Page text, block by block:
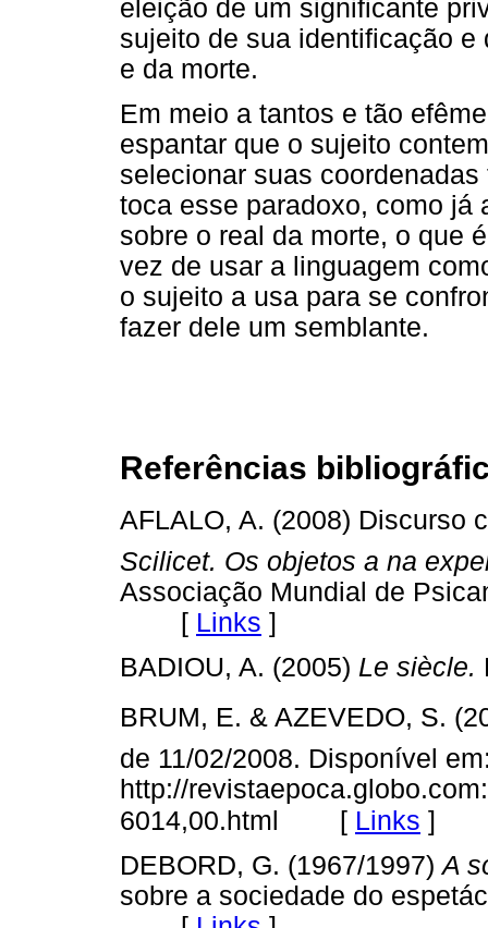
eleição de um significante
sujeito de sua identificação
e da morte.
Em meio a tantos e tão
espantar que o sujeito
selecionar suas
toca esse paradoxo, como já
sobre o real da morte, o que
vez de usar a linguagem
o sujeito a usa para se
fazer dele um semblante.
Referências
AFLALO, A. (2008) Discurso
Scilicet. Os objetos a na
Associação Mundial de
[ Links ]
BADIOU, A. (2005) Le siècle.
BRUM, E. & AZEVEDO, S.
de 11/02/2008. Disponível
http://
6014,00.html [ Links ]
DEBORD, G. (1967/1997)A
sobre a sociedade do